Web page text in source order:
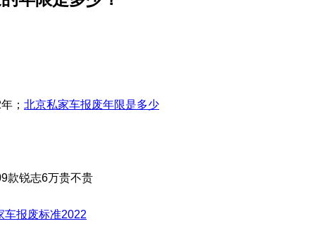
； 北京私家车报废年限是多少
款锐志6万贵不贵
车报废标准2022